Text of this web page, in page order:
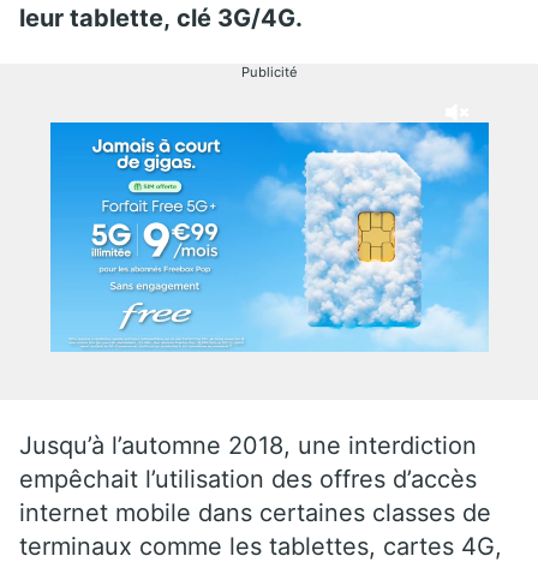
leur tablette, clé 3G/4G.
Publicité
Jusqu’à l’automne 2018, une interdiction
empêchait l’utilisation des offres d’accès
internet mobile dans certaines classes de
terminaux comme les tablettes, cartes 4G,